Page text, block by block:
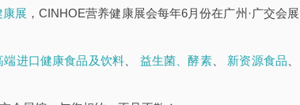
展 ，CINHOE营养健康展会每年6月份在广州·广交会展
端进口健康食品及饮料 益生菌、酵素、 新资源食品